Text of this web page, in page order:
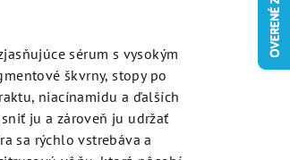
sérum s vysokým
škvrny, stopy po
niacínamidu a ďalších
ju a zároveň ju udržať
sa rýchlo vstrebáva a